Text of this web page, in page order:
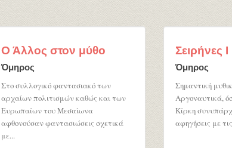
Ο Άλλος στον μύθο
Όμηρος
Στο συλλογικό φαντασιακό των
αρχαίων πολιτισμών καθώς και των
Ευρωπαίων του Μεσαίωνα
αφθονούσαν φαντασιώσεις σχετικά
με...
Σειρήνες Ι
Όμηρος
Σημαντική
Αργοναυτικά,
Κίρκη
αφηγήσεις με